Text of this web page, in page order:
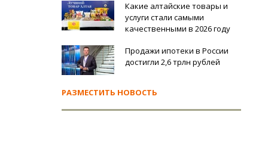
Какие алтайские товары и
услуги стали самыми
качественными в 2026 году
Продажи ипотеки в России
достигли 2,6 трлн рублей
РАЗМЕСТИТЬ НОВОСТЬ